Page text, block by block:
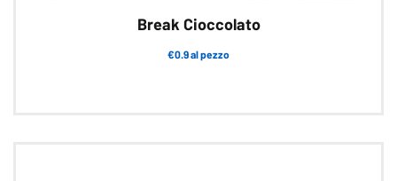
Break Cioccolato
€0.9 al pezzo